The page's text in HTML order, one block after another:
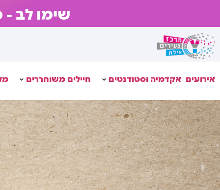
שימו לב
אירועים אקדמיה וסטודנטים חיילים משוחררים